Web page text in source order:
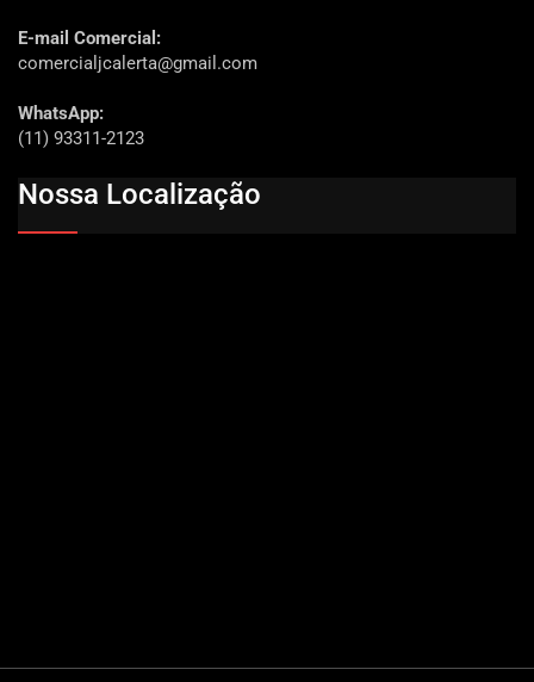
E-mail Comercial:
comercialjcalerta@gmail.com
WhatsApp:
(11) 93311-2123
Nossa Localização